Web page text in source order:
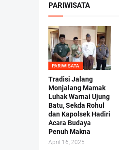
PARIWISATA
PARIWISATA
Tradisi Jalang
Monjalang Mamak
Luhak Warnai Ujung
Batu, Sekda Rohul
dan Kapolsek Hadiri
Acara Budaya
Penuh Makna
April 16, 2025